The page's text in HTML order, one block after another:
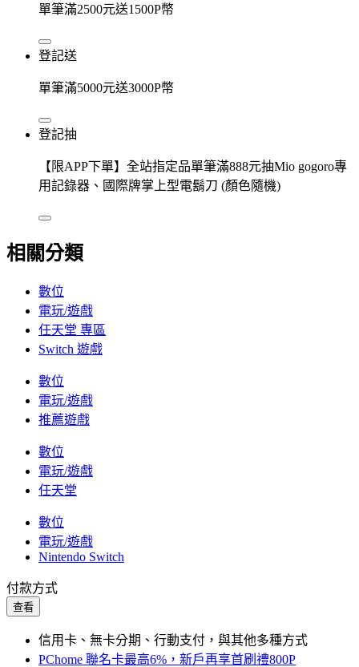
單筆滿2500元送1500P幣
登記送
單筆滿5000元送3000P幣
登記抽
【限APP下單】全站指定品單筆滿888元抽Mio gogoro專
用記錄器、國際牌掌上型電鬍刀 (顏色隨機)
相關分類
數位
電玩/遊戲
任天堂 專區
Switch 遊戲
數位
電玩/遊戲
推薦遊戲
數位
電玩/遊戲
任天堂
數位
電玩/遊戲
Nintendo Switch
付款方式
查看
信用卡、無卡分期、行動支付，與其他多種方式
PChome 聯名卡最高6%，新戶再享首刷禮800P